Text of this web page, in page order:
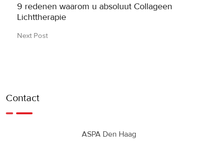
9 redenen waarom u absoluut Collageen
Lichttherapie
Next Post
Contact
ASPA Den Haag